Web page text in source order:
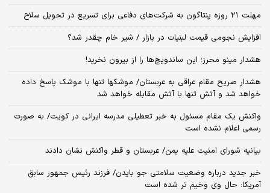
مهلت ۲۱ روزه پنتاگون به شرکت‌های دفاعی برای تسریع در تحویل سلاح
افزایش نجومی قیمت لبنیات در بازار / شیر خام چقدر شد؟
هشدار مینو محرز؛ این ساندویچ‌ها را از بیرون نخرید!
هشدار صریح مقام عراقی به عربستان/ موشکها تنها با موشک پاسخ داده
خواهد شد و آتش تنها با آتش مقابله خواهد شد
واکنش یک مقام مسئول به خبر تعطیلی مدرسه ایرانی در کویت/ به صورت
رسمی اعلام نشده است
بیانیه شورای امنیت علیه یمن/ عربستان و قطر واکنش نشان دادند
خبر جدید درباره وضعیت سلامتی جو بایدن/ فرزند رئیس جمهور سابق
آمریکا: حال وی وخیم تر شده است